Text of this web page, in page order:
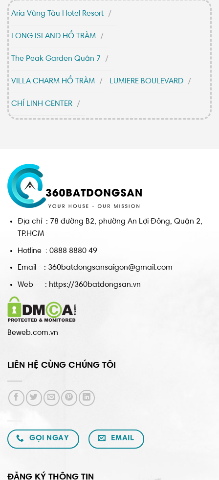
Aria Vũng Tàu Hotel Resort
LONG ISLAND HỒ TRÀM
The Peak Garden Quận 7
VILLA CHARM HỒ TRÀM LUMIERE BOULEVARD
CHÍ LINH CENTER
Địa chỉ : 78 đường B2, phường An Lợi Đông, Quận 2,
TP.HCM
Hotline : 0888 8880 49
Email : 360batdongsansaigon@gmail.com
Web : https://360batdongsan.vn
Beweb.com.vn
LIÊN HỆ CÙNG CHÚNG TÔI
GỌI NGAY EMAIL
ĐĂNG KÝ THÔNG TIN